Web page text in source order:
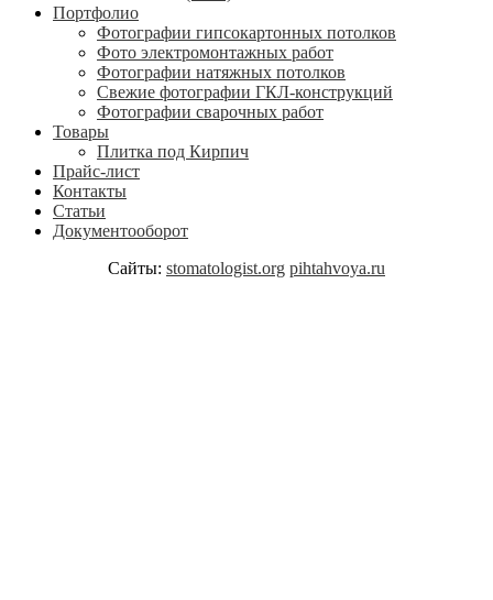
Портфолио
Фотографии гипсокартонных потолков
Фото электромонтажных работ
Фотографии натяжных потолков
Свежие фотографии ГКЛ-конструкций
Фотографии сварочных работ
Товары
Плитка под Кирпич
Прайс-лист
Контакты
Статьи
Документооборот
Сайты: stomatologist.org pihtahvoya.ru